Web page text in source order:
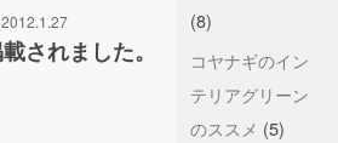
2012.1.27
されました。
(8)
コヤナギのイン
テリアグリーン
のススメ (5)